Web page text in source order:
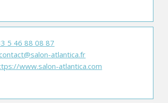
5 46 88 08 87
atlantica.fr
www.salon-atlantica.com